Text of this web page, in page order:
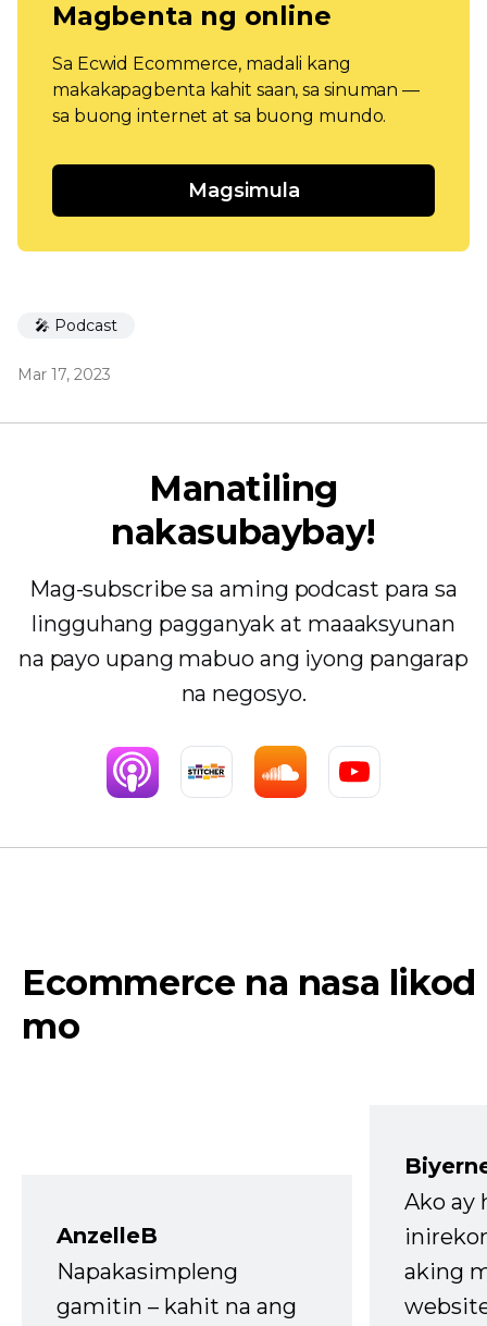
Magbenta ng online
Sa Ecwid Ecommerce, madali kang
makakapagbenta kahit saan, sa sinuman —
sa buong internet at sa buong mundo.
Magsimula
🎤 Podcast
Mar 17, 2023
Manatiling
nakasubaybay!
Mag-subscribe sa aming podcast para sa
lingguhang pagganyak at maaaksyunan
na payo upang mabuo ang iyong pangarap
na negosyo.
Ecommerce na nasa likod
mo
AnzelleB
Napakasimpleng
gamitin – kahit na ang
Ako ay
aking